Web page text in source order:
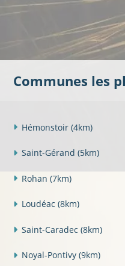
Communes les
Hémonstoir (4km)
Saint-Gérand (5km)
Rohan (7km)
Loudéac (8km)
Saint-Caradec (8km)
Noyal-Pontivy (9km)